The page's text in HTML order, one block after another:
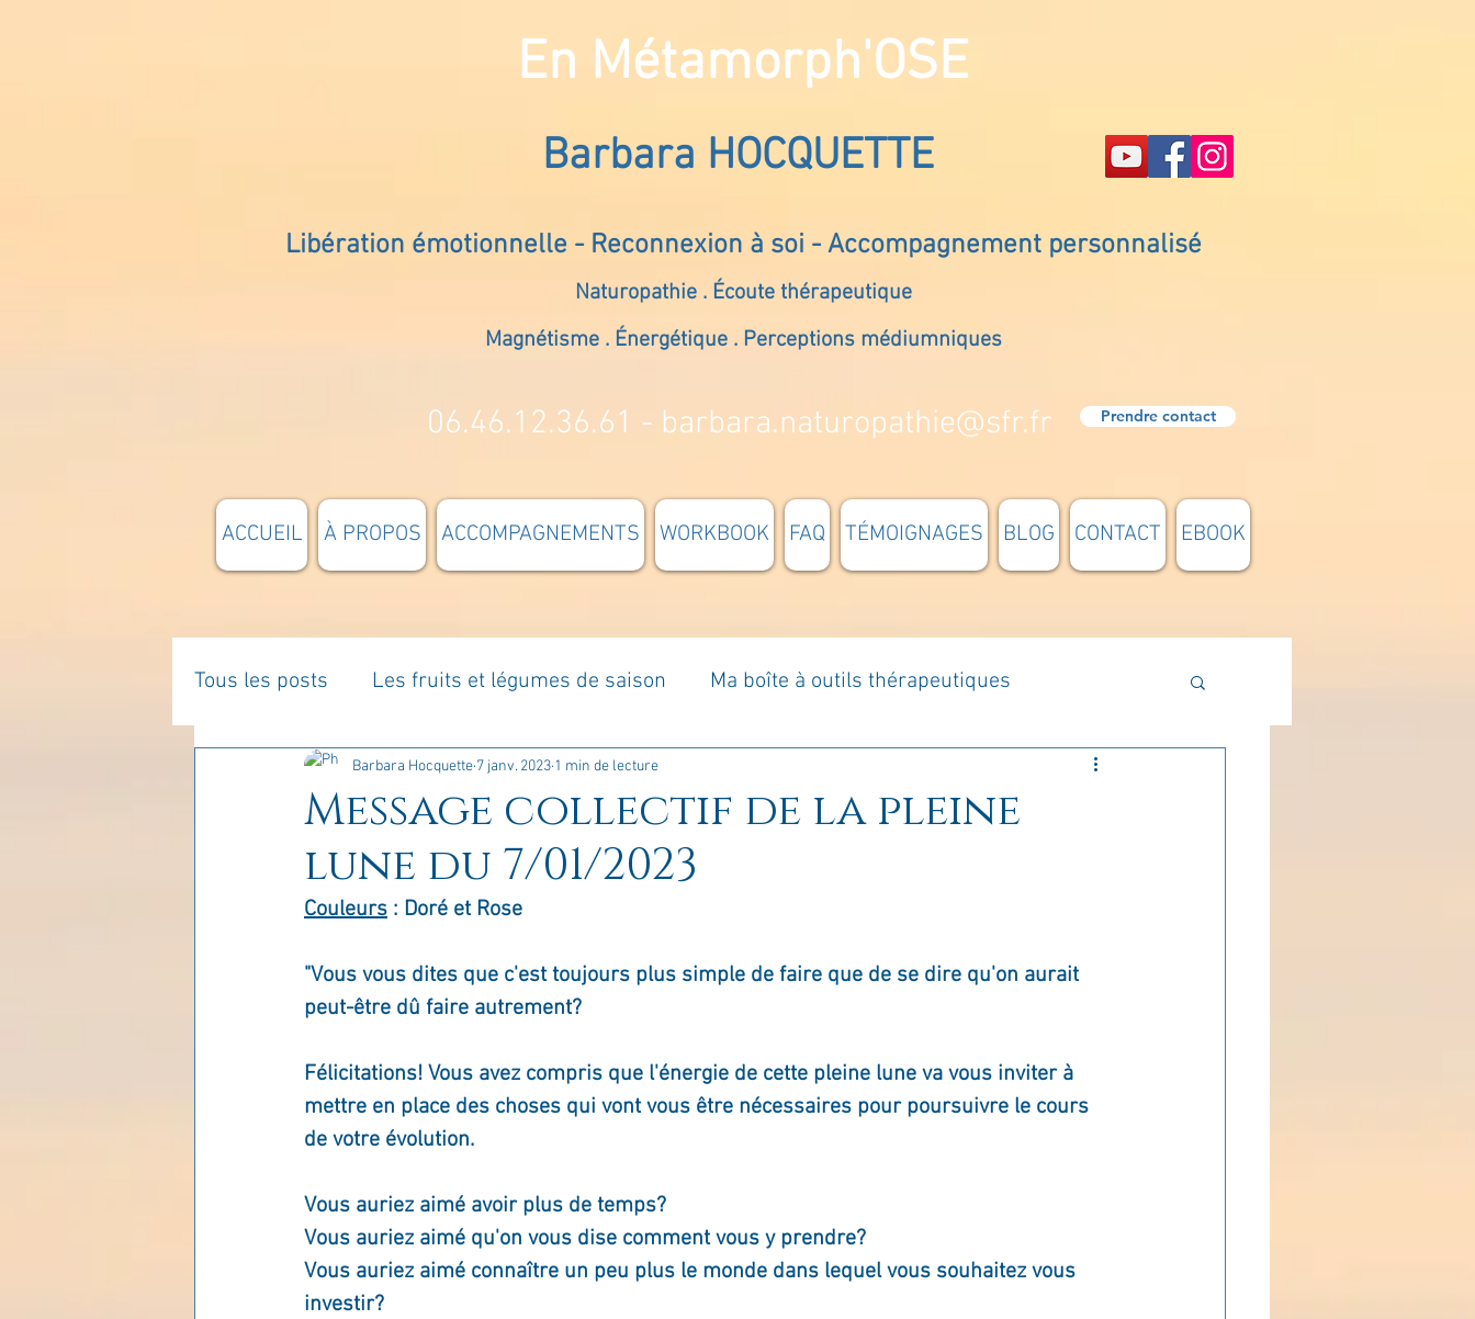
En Métamorph'OSE
Barbara HOCQUETTE
Libération émotionnelle - Reconnexion à soi - Accompagnement personnalisé
Naturopathie . Écoute thérapeutique
Magnétisme . Énergétique . Perceptions médiumniques
06.46.12.36.61 - barbara.naturopathie@sfr.fr Prendre contact
ACCUEIL À PROPOS ACCOMPAGNEMENTS WORKBOOK FAQ TÉMOIGNAGES BLOG CONTACT EBOOK
Tous les posts Les fruits et légumes de saison Ma boîte à outils thérapeutiques
La parentalité De vous à moi... Rome : voyage Méthodologie
Enseignements Pensées du jour Croyances et idées reçues
Message collectif de la pleine
lune du 7/01/2023
Barbara Hocquette 7 janv. 2023 1 min de lecture
Couleurs : Doré et Rose
"Vous vous dites que c'est toujours plus simple de faire que de se dire qu'on aurait
peut-être dû faire autrement?
Félicitations! Vous avez compris que l'énergie de cette pleine lune va vous inviter à
mettre en place des choses qui vont vous être nécessaires pour poursuivre le cours
de votre évolution.
Vous auriez aimé avoir plus de temps?
Vous auriez aimé qu'on vous dise comment vous y prendre?
Vous auriez aimé connaître un peu plus le monde dans lequel vous souhaitez vous
investir?